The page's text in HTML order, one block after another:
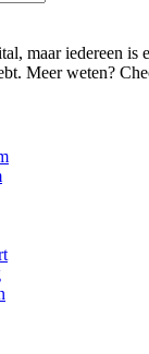
maar iedereen is
Meer weten?